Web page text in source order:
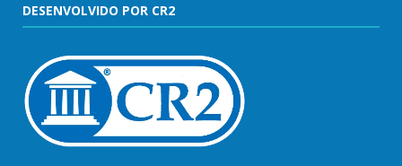
DESENVOLVIDO POR CR2